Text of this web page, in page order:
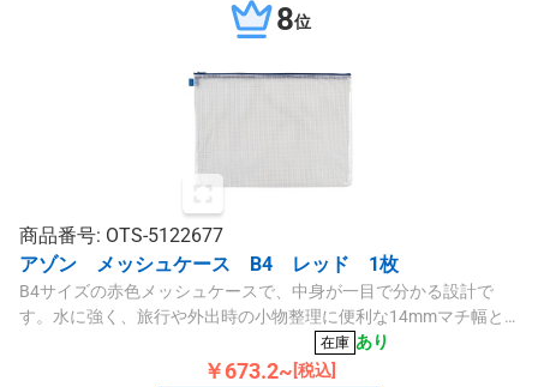
8位
商品番号: OTS-5122677
アゾン メッシュケース B4 レッド 1枚
B4サイズの赤色メッシュケースで、中身が一目で分かる設計で
す。水に強く、旅行や外出時の小物整理に便利な14mmマチ幅と
在庫 あり
￥673.2~ [税込]